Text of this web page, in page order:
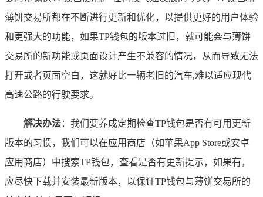
薄饼交易所都在不断进行更新和优化，以提供更好的用户体验
和更强大的功能，如果TP钱包的版本过旧，就可能会与薄饼
交易所的新功能或页面设计产生不兼容的情况，从而导致无法
打开或者页面空白，这就好比一辆老旧的汽车,难以适应现代
高速公路的行驶要求。
解决办法：我们要养成定期检查TP钱包是否有可用更新
版本的习惯，我们可以在应用商店（如苹果App Store或安卓
应用商店）中搜索TP钱包，查看是否有更新提示，如果有，
应尽快下载并安装最新版本，以保证TP钱包与薄饼交易所的